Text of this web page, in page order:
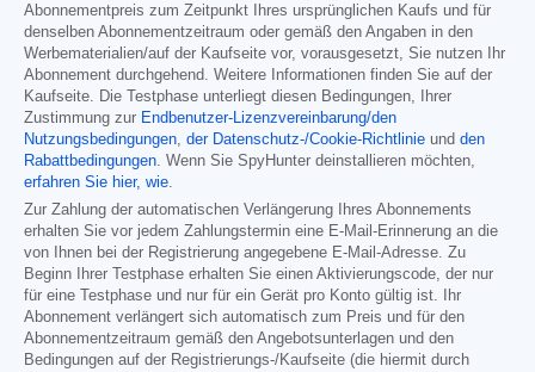
Abonnementpreis zum Zeitpunkt Ihres ursprünglichen Kaufs und für
denselben Abonnementzeitraum oder gemäß den Angaben in den
Werbematerialien/auf der Kaufseite vor, vorausgesetzt, Sie nutzen Ihr
Abonnement durchgehend. Weitere Informationen finden Sie auf der
Kaufseite. Die Testphase unterliegt diesen Bedingungen, Ihrer
Zustimmung zur Endbenutzer-Lizenzvereinbarung/den
Nutzungsbedingungen, der Datenschutz-/Cookie-Richtlinie und den
Rabattbedingungen. Wenn Sie SpyHunter deinstallieren möchten,
erfahren Sie hier, wie.
Zur Zahlung der automatischen Verlängerung Ihres Abonnements
erhalten Sie vor jedem Zahlungstermin eine E-Mail-Erinnerung an die
von Ihnen bei der Registrierung angegebene E-Mail-Adresse. Zu
Beginn Ihrer Testphase erhalten Sie einen Aktivierungscode, der nur
für eine Testphase und nur für ein Gerät pro Konto gültig ist. Ihr
Abonnement verlängert sich automatisch zum Preis und für den
Abonnementzeitraum gemäß den Angebotsunterlagen und den
Bedingungen auf der Registrierungs-/Kaufseite (die hiermit durch